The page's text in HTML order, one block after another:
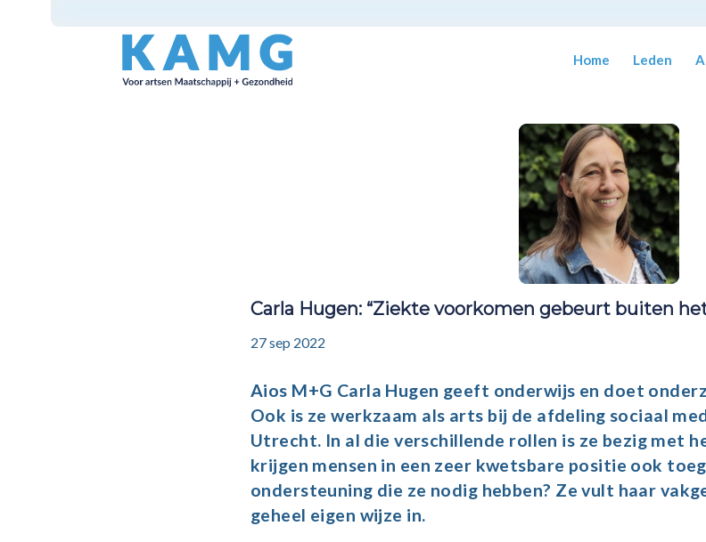
Home Leden
Carla Hugen: “Ziekte voorkomen gebeurt buiten
27 sep 2022
Aios M+G Carla Hugen geeft onderwijs en doet
Ook is zewerkzaam als arts bij de afdeling sociaal
Utrecht. In al die verschillende rollen is ze bezig met
krijgen mensen in een zeer kwetsbare positie ook
ondersteuning die ze nodig hebben? Ze vult haar
geheel eigen wijze in.